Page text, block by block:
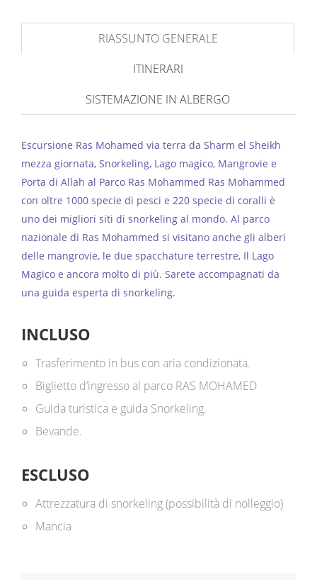
RIASSUNTO GENERALE
ITINERARI
SISTEMAZIONE IN ALBERGO
Escursione Ras Mohamed via terra da Sharm el Sheikh
mezza giornata, Snorkeling, Lago magico, Mangrovie e
Porta di Allah al Parco Ras Mohammed Ras Mohammed
con oltre 1000 specie di pesci e 220 specie di coralli è
uno dei migliori siti di snorkeling al mondo. Al parco
nazionale di Ras Moham­­­­­med si visitano anche gli alberi
delle mangrovie, le due spacchature terrestre, Il Lago
Magico e ancora molto di più. Sarete accompagnati da
una guida esperta di snorkeling.
INCLUSO
Trasferimento in bus con aria condizionata.
Biglietto d’ingresso al parco RAS MOHAMED
Guida turistica e guida Snorkeling.
Bevande.
ESCLUSO
Attrezzatura di snorkeling (possibilità di nolleggio)
Mancia